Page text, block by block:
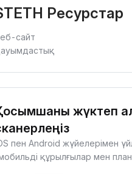
Ресурстар
сайт
жүктеп
пен Android жүйелерімен
құрылғылар мен